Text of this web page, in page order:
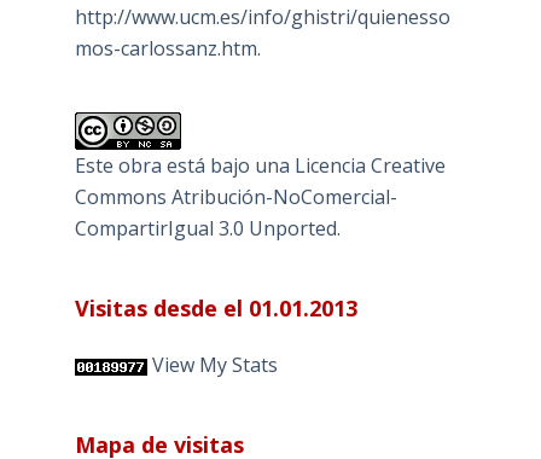
http://www.ucm.es/info/ghistri/quienesso
mos-carlossanz.htm.
Este obra está bajo una Licencia Creative
Commons Atribución-NoComercial-
CompartirIgual 3.0 Unported.
Visitas desde el 01.01.2013
View My Stats
Mapa de visitas